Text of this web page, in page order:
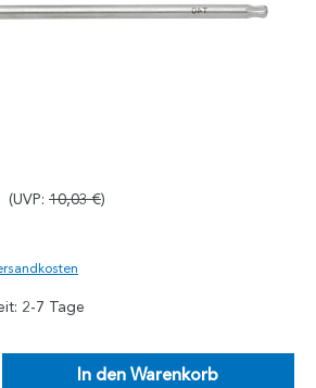
(UVP: 10,03 €)
2-7 Tage
In den Warenkorb